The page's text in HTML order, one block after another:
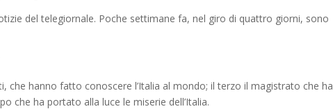
del telegiornale. Poche settimane fa, nel giro di quattro giorni, sono
che hanno fatto conoscere l’Italia al mondo; il terzo il magistrato che ha
che ha portato alla luce le miserie dell’Italia.